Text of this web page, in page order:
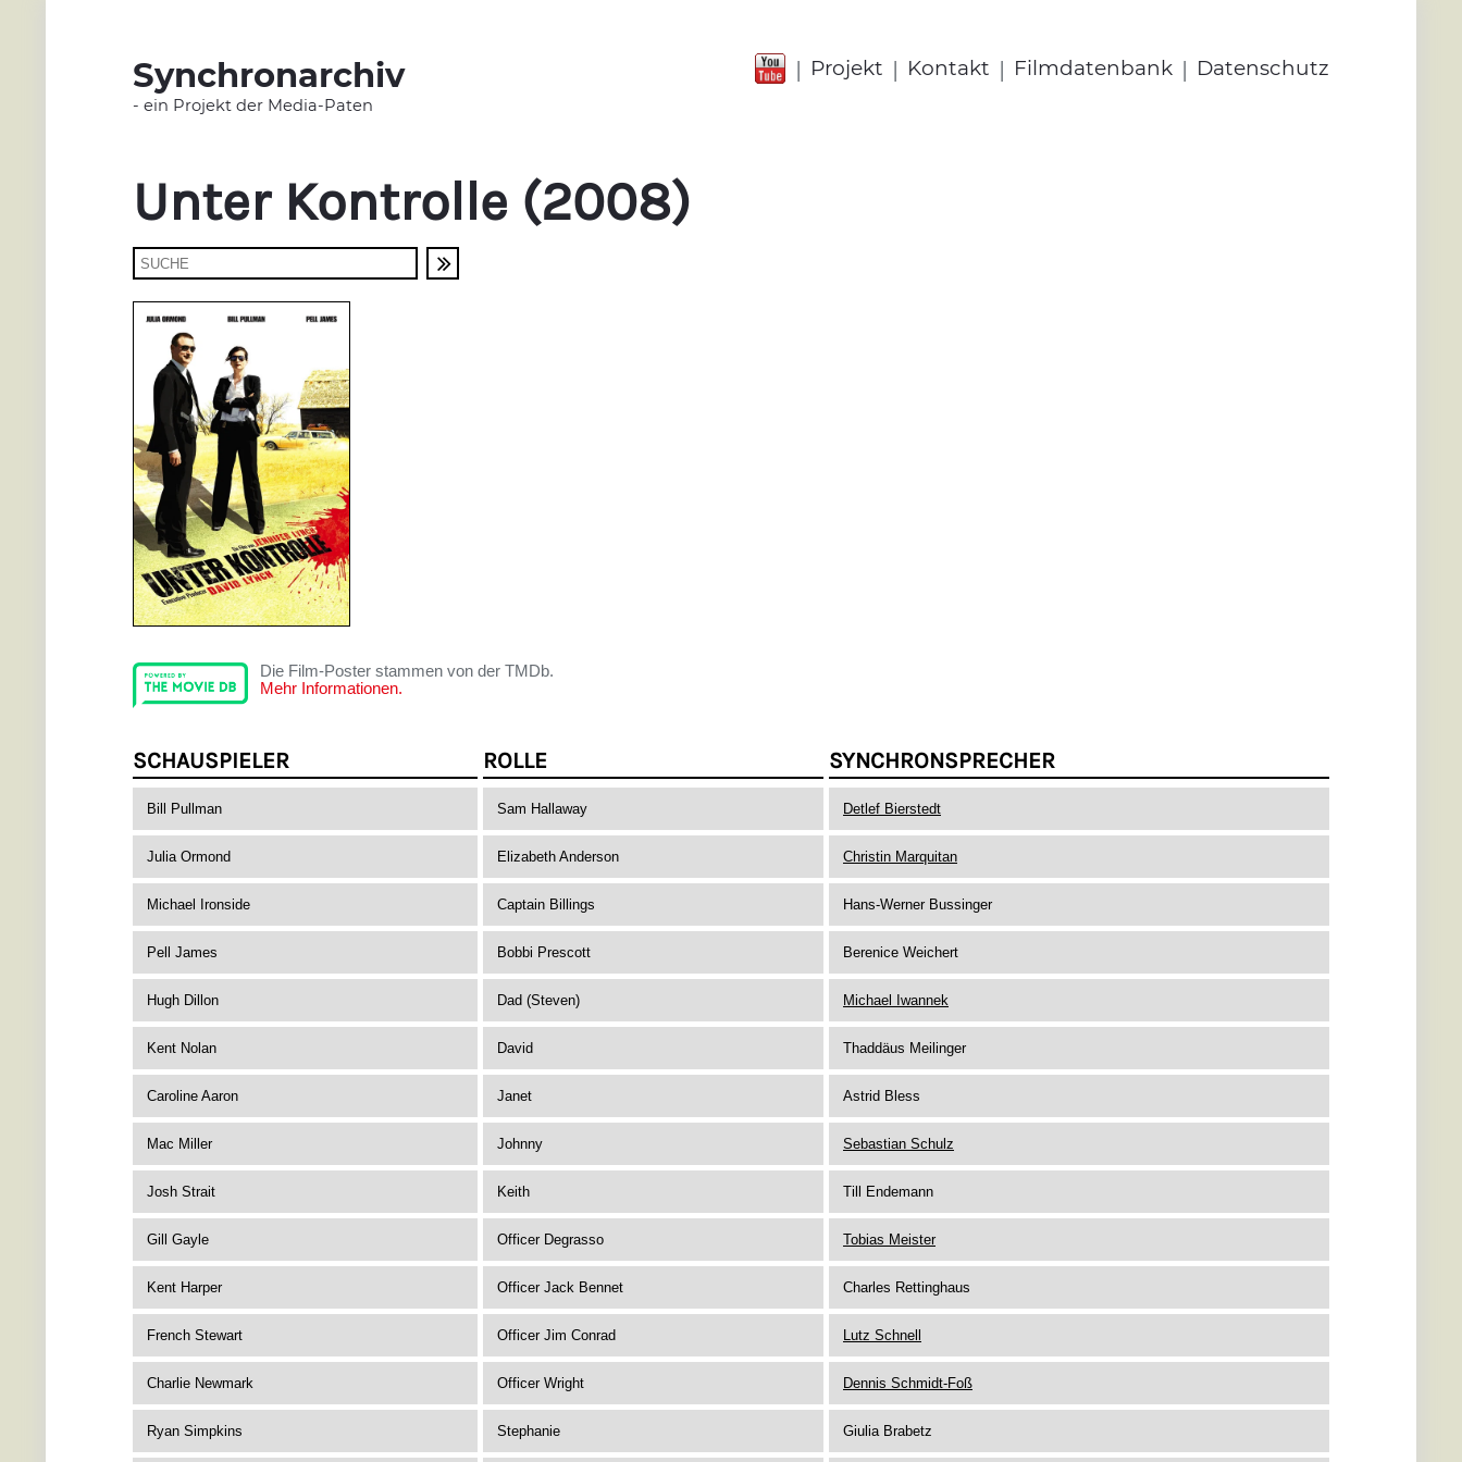
Synchronarchiv
- ein Projekt der Media-Paten
| Projekt | Kontakt | Filmdatenbank | Datenschutz
Unter Kontrolle (2008)
Die Film-Poster stammen von der TMDb.
Mehr Informationen.
SCHAUSPIELER ROLLE SYNCHRONSPRECHER
Bill Pullman Sam Hallaway Detlef Bierstedt
Julia Ormond Elizabeth Anderson Christin Marquitan
Michael Ironside Captain Billings Hans-Werner Bussinger
Pell James Bobbi Prescott Berenice Weichert
Hugh Dillon Dad (Steven) Michael Iwannek
Kent Nolan David Thaddäus Meilinger
Caroline Aaron Janet Astrid Bless
Mac Miller Johnny Sebastian Schulz
Josh Strait Keith Till Endemann
Gill Gayle Officer Degrasso Tobias Meister
Kent Harper Officer Jack Bennet Charles Rettinghaus
French Stewart Officer Jim Conrad Lutz Schnell
Charlie Newmark Officer Wright Dennis Schmidt-Foß
Ryan Simpkins Stephanie Giulia Brabetz